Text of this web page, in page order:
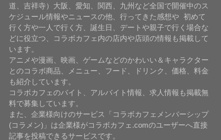
道、吉祥寺）大阪、愛知、関西、九州など全国で開催中のス
ケジュール情報やニュースの他、行ってきた感想や 初めて
行く方や一人で行く方、誕生日、デートや親子で行く場合な
どに役立つ、コラボカフェ内の店内や店頭の情報も掲載して
います。
アニメや漫画、映画、ゲームなどのかわいい＆キャラクター
とのコラボ商品、メニュー、フード、ドリンク、価格、料金
も紹介しています。
コラボカフェのバイト、アルバイト情報、求人情報も掲載無
料で募集しています。
また、企業様向けのサービス「コラボカフェメンバーシップ
(コラメン)」は企業様がコラボカフェ.comのユーザーへ直接
記事を投稿できるサービスです。